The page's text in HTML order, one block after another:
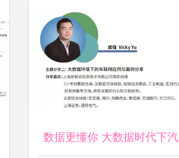
数据更懂你 大数据时代下汽